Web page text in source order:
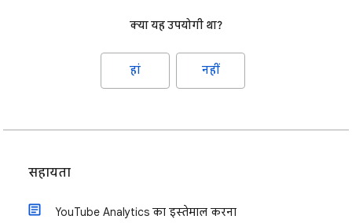
क्या यह उपयोगी था?
हां नहीं
सहायता
YouTube Analytics का इस्तेमाल करना